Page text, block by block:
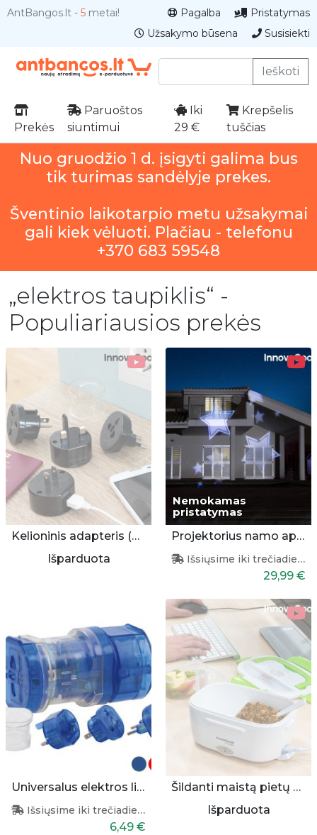
AntBangos.lt - 5 metai! Pagalba
Pristatymas
Užsakymo būsena
Susisiekti
Ieškoti
Prekės
Paruoštos
siuntimui
Iki
29 €
Krepšelis
tuščias
Nuo gruodžio 1 d. įsigyti galima bus
tik turimas sandėlyje prekes.
Šventinio laikotarpio metu užsakymai
gali kiek vėluoti. Plačiau - telefonu
+370 683 59548
„elektros taupiklis“ -
Populiariausios prekės
Kelioninis adapteris (universalus)
Išparduota
Nemokamas
pristatymas
Projektorius namo apšvietimui
Išsiųsime iki trečiadienio
29,99 €
Universalus elektros lizdo adapteris
Išsiųsime iki trečiadienio
6,49 €
Šildanti maistą pietų dežutė
Išparduota